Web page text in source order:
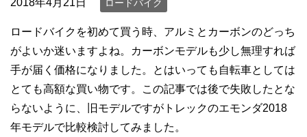
2018年4月21日 ロードバイク
ロードバイクを初めて買う時、アルミとカーボンのどっち
がよいか迷いますよね。カーボンモデルも少し無理すれば
手が届く価格になりました。とはいっても自転車としては
とても高額な買い物です。この記事では後で失敗したとな
らないように、旧モデルですがトレックのエモンダ2018
年モデルで比較検討してみました。